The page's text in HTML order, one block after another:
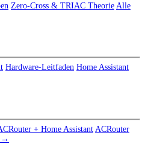
Zero-Cross & TRIAC Theorie Alle
Hardware-Leitfaden Home Assistant
+ Home Assistant ACRouter
→